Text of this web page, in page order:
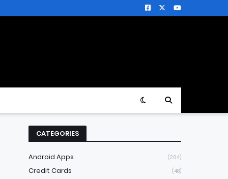
CATEGORIES
Android Apps (264)
Credit Cards (48)